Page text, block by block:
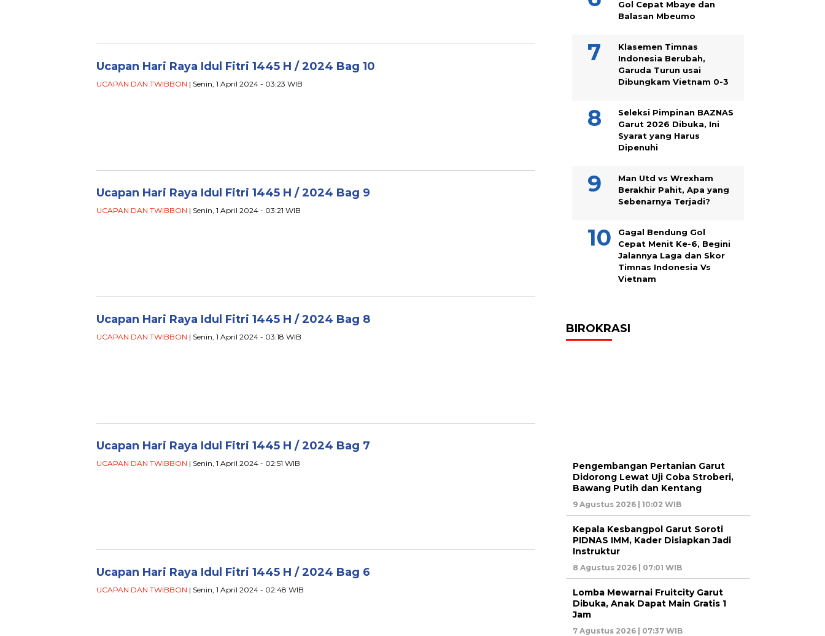
Ucapan Hari Raya Idul Fitri 1445 H / 2024 Bag 10
UCAPAN DAN TWIBBON | Senin, 1 April 2024 - 03:23 WIB
Ucapan Hari Raya Idul Fitri 1445 H / 2024 Bag 9
UCAPAN DAN TWIBBON | Senin, 1 April 2024 - 03:21 WIB
Ucapan Hari Raya Idul Fitri 1445 H / 2024 Bag 8
UCAPAN DAN TWIBBON | Senin, 1 April 2024 - 03:18 WIB
Ucapan Hari Raya Idul Fitri 1445 H / 2024 Bag 7
UCAPAN DAN TWIBBON | Senin, 1 April 2024 - 02:51 WIB
Ucapan Hari Raya Idul Fitri 1445 H / 2024 Bag 6
UCAPAN DAN TWIBBON | Senin, 1 April 2024 - 02:48 WIB
Gol Cepat Mbaye dan
Balasan Mbeumo
Klasemen Timnas
Indonesia Berubah,
Garuda Turun usai
Dibungkam Vietnam 0-3
Seleksi Pimpinan BAZNAS
Garut 2026 Dibuka, Ini
Syarat yang Harus
Dipenuhi
Man Utd vs Wrexham
Berakhir Pahit, Apa yang
Sebenarnya Terjadi?
Gagal Bendung Gol
Cepat Menit Ke-6, Begini
Jalannya Laga dan Skor
Timnas Indonesia Vs
Vietnam
BIROKRASI
Pengembangan Pertanian Garut
Didorong Lewat Uji Coba Stroberi,
Bawang Putih dan Kentang
9 Agustus 2026 | 10:02 WIB
Kepala Kesbangpol Garut Soroti
PIDNAS IMM, Kader Disiapkan Jadi
Instruktur
8 Agustus 2026 | 07:01 WIB
Lomba Mewarnai Fruitcity Garut
Dibuka, Anak Dapat Main Gratis 1
Jam
7 Agustus 2026 | 07:37 WIB